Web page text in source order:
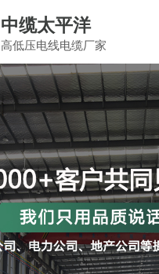
中缆太平洋
高低压电线电缆厂家